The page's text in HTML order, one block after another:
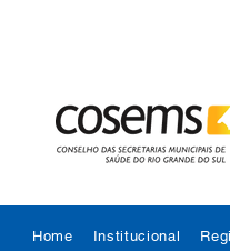
Home Institucional